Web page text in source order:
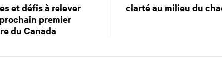
et défis à relever
premier
du Canada
clarté au milieu du